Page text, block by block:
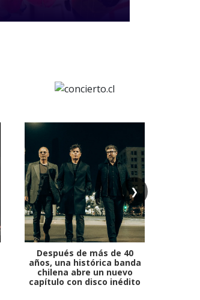
❯
Después de más de 40
años, una histórica banda
chilena abre un nuevo
capítulo con disco inédito